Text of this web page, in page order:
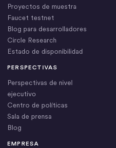
Proyectos de muestra
Faucet testnet
Blog para desarrolladores
Circle Research
Estado de disponibilidad
EMPRESA
PERSPECTIVAS
Perspectivas de nivel
ejecutivo
Centro de políticas
Sala de prensa
Blog